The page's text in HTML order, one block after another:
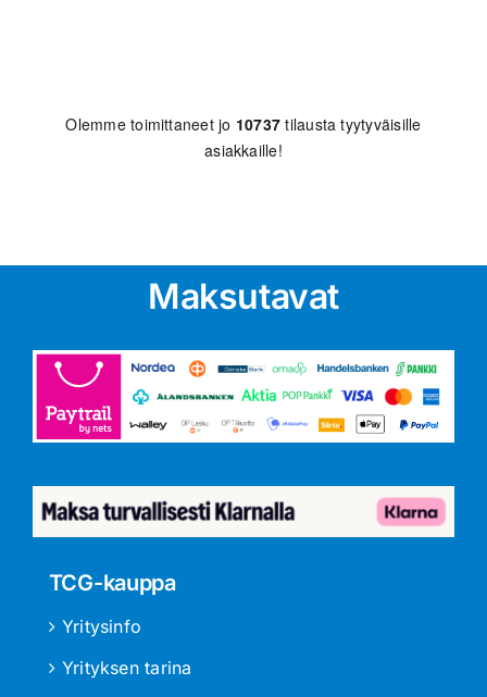
Olemme toimittaneet jo 10737 tilausta tyytyväisille
asiakkaille!
Maksutavat
TCG-kauppa
Yritysinfo
Yrityksen tarina